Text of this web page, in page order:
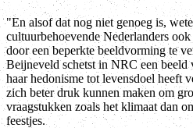
"En alsof dat nog niet genoeg is,
cultuurbehoevende Nederlanders
door een beperkte beeldvorming te
Beijneveld schetst in NRC een beeld
haar hedonisme tot levensdoel heeft
zich beter druk kunnen maken om
vraagstukken zoals het klimaat dan
feestjes.